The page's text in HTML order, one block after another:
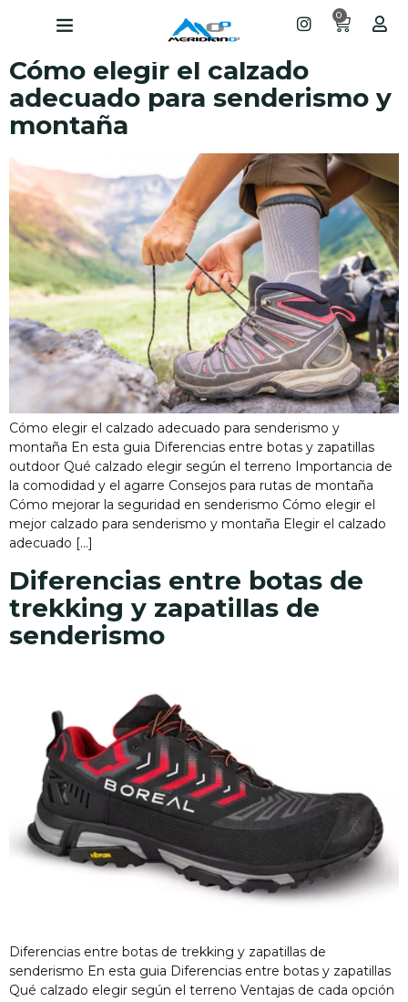
0
Cómo elegir el calzado
adecuado para senderismo y
montaña
Cómo elegir el calzado adecuado para senderismo y
montaña En esta guia Diferencias entre botas y zapatillas
outdoor Qué calzado elegir según el terreno Importancia de
la comodidad y el agarre Consejos para rutas de montaña
Cómo mejorar la seguridad en senderismo Cómo elegir el
mejor calzado para senderismo y montaña Elegir el calzado
adecuado […]
Diferencias entre botas de
trekking y zapatillas de
senderismo
Diferencias entre botas de trekking y zapatillas de
senderismo En esta guia Diferencias entre botas y zapatillas
Qué calzado elegir según el terreno Ventajas de cada opción